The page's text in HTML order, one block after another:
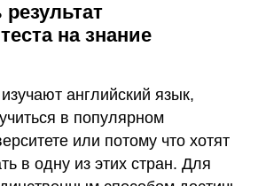
на знание
английский язык,
в популярном
или потому что хотят
в одну из этих стран. Для